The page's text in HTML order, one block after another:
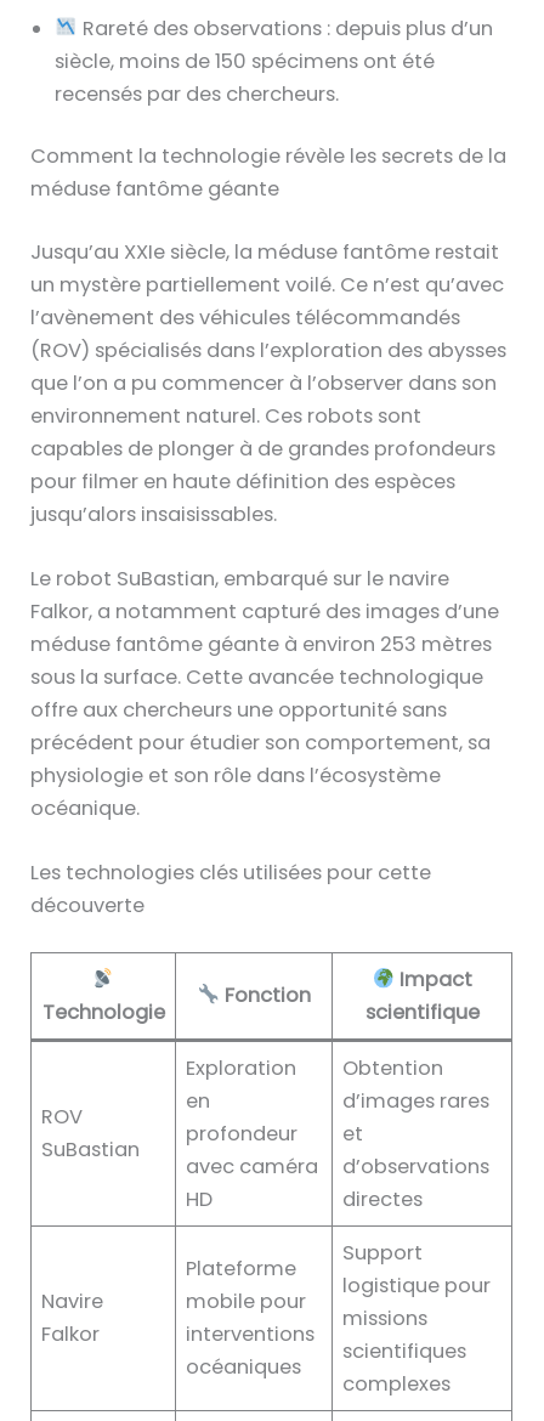
Rareté des observations : depuis plus d’un
siècle, moins de 150 spécimens ont été
recensés par des chercheurs.
Comment la technologie révèle les secrets de la
méduse fantôme géante
Jusqu’au XXIe siècle, la méduse fantôme restait
un mystère partiellement voilé. Ce n’est qu’avec
l’avènement des véhicules télécommandés
(ROV) spécialisés dans l’exploration des abysses
que l’on a pu commencer à l’observer dans son
environnement naturel. Ces robots sont
capables de plonger à de grandes profondeurs
pour filmer en haute définition des espèces
jusqu’alors insaisissables.
Le robot SuBastian, embarqué sur le navire
Falkor, a notamment capturé des images d’une
méduse fantôme géante à environ 253 mètres
sous la surface. Cette avancée technologique
offre aux chercheurs une opportunité sans
précédent pour étudier son comportement, sa
physiologie et son rôle dans l’écosystème
océanique.
Les technologies clés utilisées pour cette
découverte
Technologie
Fonction
Impact
scientifique
ROV
SuBastian
Exploration
en
profondeur
avec caméra
HD
Obtention
d’images rares
et
d’observations
directes
Navire
Falkor
Plateforme
mobile pour
interventions
océaniques
Support
logistique pour
missions
scientifiques
complexes